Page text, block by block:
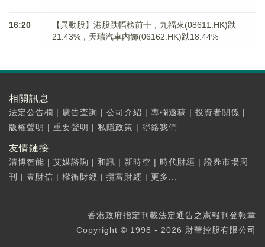
16:20
【異動股】港股跌幅榜前十，九福來(08611.HK)跌
21.43%，天瑞汽車内飾(06162.HK)跌18.44%
相關訊息
法定公告欄 | 廣告查詢 | 公司介紹 | 專欄邀稿 | 投資者關係 |
版權聲明 | 重要聲明 | 私隱政策 | 聯絡我們
友情鏈接
清博智能 | 艾媒諮詢 | 和訊 | 新時空 | 時代財經 | 證券市場周
刊
| 壹財信 | 權衡財經 | 攬富財經 | 更多...
香港政府指定刊載法定通告之憲報刊登報章
Copyright © 1998 - 2026 財華控股有限公司